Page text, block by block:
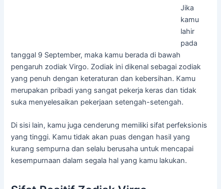
Jika
kamu
lahir
pada
tanggal 9 September, maka kamu berada di bawah
pengaruh zodiak Virgo. Zodiak ini dikenal sebagai zodiak
yang penuh dengan keteraturan dan kebersihan. Kamu
merupakan pribadi yang sangat pekerja keras dan tidak
suka menyelesaikan pekerjaan setengah-setengah.
Di sisi lain, kamu juga cenderung memiliki sifat perfeksionis
yang tinggi. Kamu tidak akan puas dengan hasil yang
kurang sempurna dan selalu berusaha untuk mencapai
kesempurnaan dalam segala hal yang kamu lakukan.